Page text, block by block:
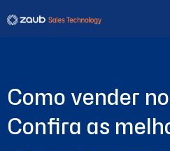
Como vender
Confira as